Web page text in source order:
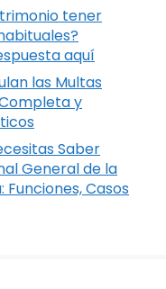
tener
aquí
las Multas
y
Saber
General de la
Funciones, Casos